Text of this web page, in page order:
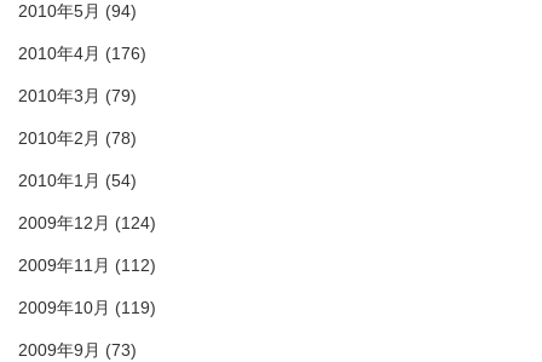
2010年5月 (94)
2010年4月 (176)
2010年3月 (79)
2010年2月 (78)
2010年1月 (54)
2009年12月 (124)
2009年11月 (112)
2009年10月 (119)
2009年9月 (73)